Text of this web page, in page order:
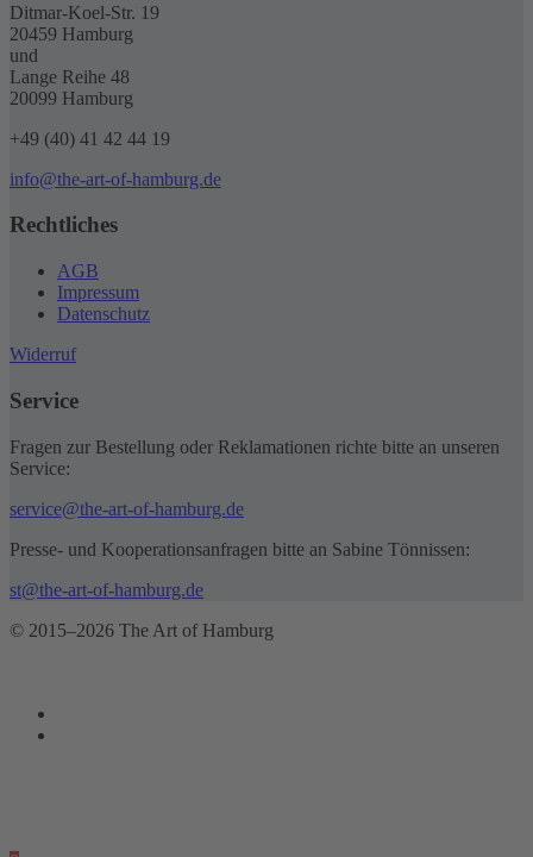
Ditmar-Koel-Str. 19
20459 Hamburg
und
Lange Reihe 48
20099 Hamburg
+49 (40) 41 42 44 19
info@the-art-of-hamburg.de
Rechtliches
AGB
Impressum
Datenschutz
Widerruf
Service
Fragen zur Bestellung oder Reklamationen richte bitte an unseren
Service:
service@the-art-of-hamburg.de
Presse- und Kooperationsanfragen bitte an Sabine Tönnissen:
st@the-art-of-hamburg.de
© 2015–2026 The Art of Hamburg